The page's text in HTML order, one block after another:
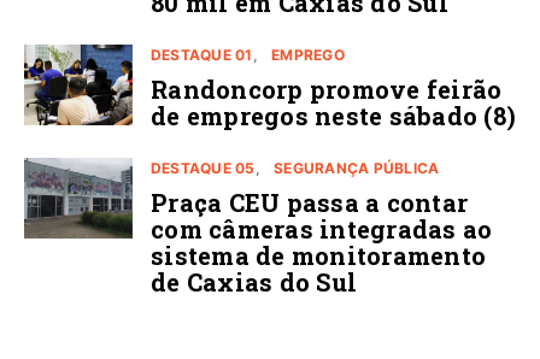
DESTAQUE 01 EMPREGO
Randoncorp promove feirão
de empregos neste sábado (8)
DESTAQUE 05 SEGURANÇA PÚBLICA
Praça CEU passa a contar
com câmeras integradas ao
sistema de monitoramento
de Caxias do Sul